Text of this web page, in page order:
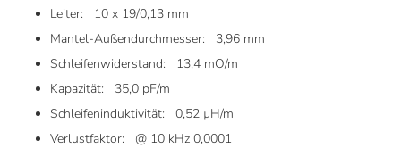
Leiter: 10 x 19/0,13 mm
Mantel-Außendurchmesser: 3,96 mm
Schleifenwiderstand: 13,4 mO/m
Kapazität: 35,0 pF/m
Schleifeninduktivität: 0,52 µH/m
Verlustfaktor: @ 10 kHz 0,0001